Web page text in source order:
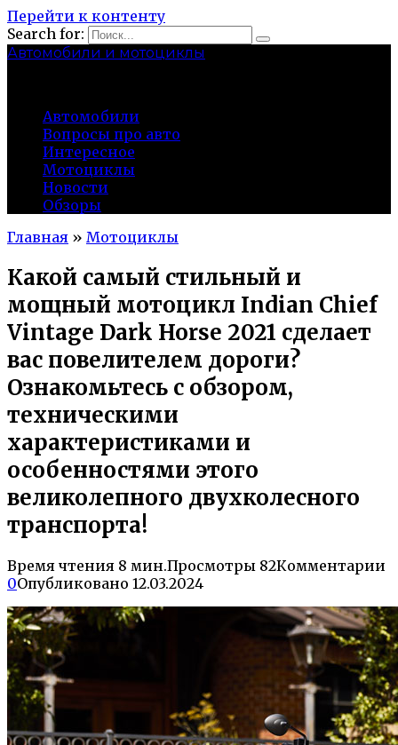
Перейти к контенту
Search for:
Автомобили и мотоциклы
Автомобили
Вопросы про авто
Интересное
Мотоциклы
Новости
Обзоры
Главная » Мотоциклы
Какой самый стильный и
мощный мотоцикл Indian Chief
Vintage Dark Horse 2021 сделает
вас повелителем дороги?
Ознакомьтесь с обзором,
техническими
характеристиками и
особенностями этого
великолепного двухколесного
транспорта!
Время чтения 8 мин.Просмотры 82Комментарии
0Опубликовано 12.03.2024